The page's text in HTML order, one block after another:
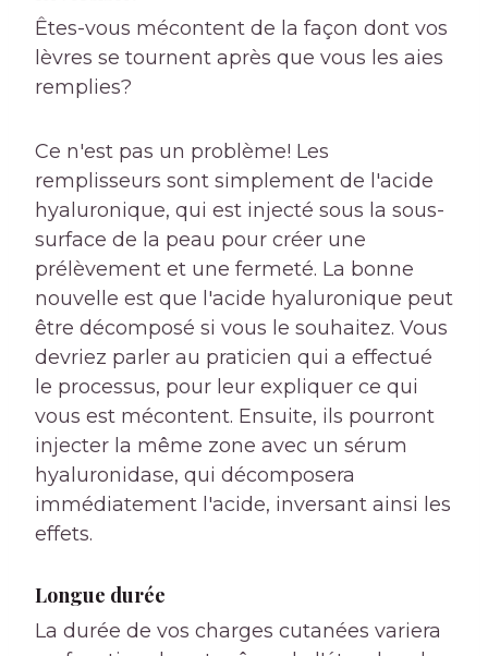
Êtes-vous mécontent de la façon dont vos
lèvres se tournent après que vous les aies
remplies?
Ce n'est pas un problème! Les
remplisseurs sont simplement de l'acide
hyaluronique, qui est injecté sous la sous-
surface de la peau pour créer une
prélèvement et une fermeté. La bonne
nouvelle est que l'acide hyaluronique peut
être décomposé si vous le souhaitez. Vous
devriez parler au praticien qui a effectué
le processus, pour leur expliquer ce qui
vous est mécontent. Ensuite, ils pourront
injecter la même zone avec un sérum
hyaluronidase, qui décomposera
immédiatement l'acide, inversant ainsi les
effets.
Longue durée
La durée de vos charges cutanées variera